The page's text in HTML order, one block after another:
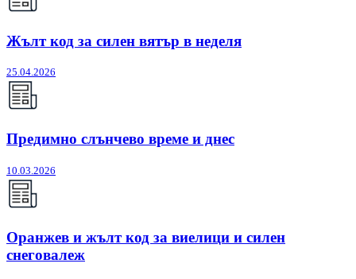
Жълт код за силен вятър в неделя
25.04.2026
Предимно слънчево време и днес
10.03.2026
Оранжев и жълт код за виелици и силен
снеговалеж